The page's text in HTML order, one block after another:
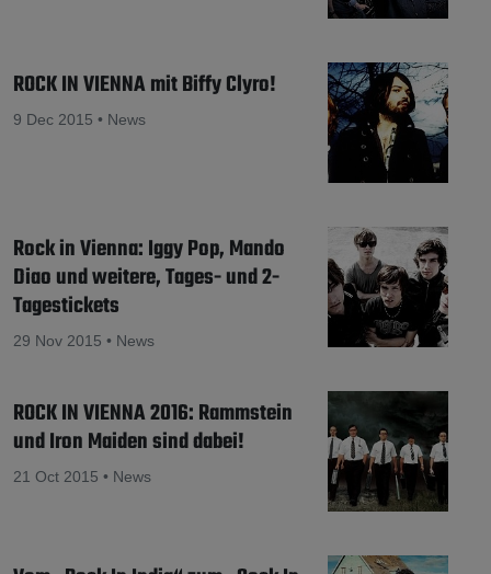
ROCK IN VIENNA mit Biffy Clyro!
9 Dec 2015 • News
Rock in Vienna: Iggy Pop, Mando
Diao und weitere, Tages- und 2-
Tagestickets
29 Nov 2015 • News
ROCK IN VIENNA 2016: Rammstein
und Iron Maiden sind dabei!
21 Oct 2015 • News